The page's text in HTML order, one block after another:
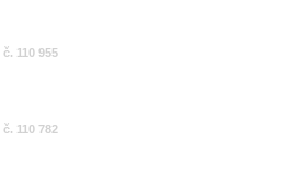
č. 110 955
č. 110 782